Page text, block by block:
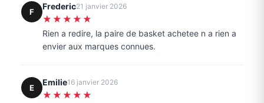
F
Frederic21 janvier 2026
★★★★★
Rien a redire, la paire de basket achetee n a rien a
envier aux marques connues.
E
Emilie16 janvier 2026
★★★★★